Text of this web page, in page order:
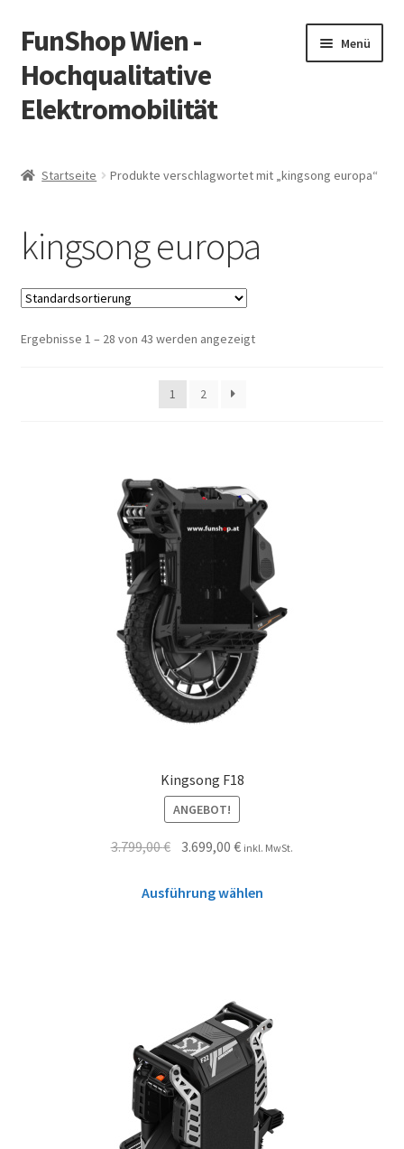
Zur
Navigation
springen
Zum
Inhalt
springen
FunShop Wien -
Hochqualitative
Elektromobilität
Menü
öffnen
Vorsicht Internetbetrug
Über FunShop
Impressum
Zum Onlineshop in der Web Version
Startseite Produkte verschlagwortet mit „kingsong europa“
kingsong europa
Ergebnisse 1 – 28 von 43 werden angezeigt
1 2
Kingsong F18
ANGEBOT!
3.799,00€ 3.699,00€ inkl. MwSt.
Ausführung wählen